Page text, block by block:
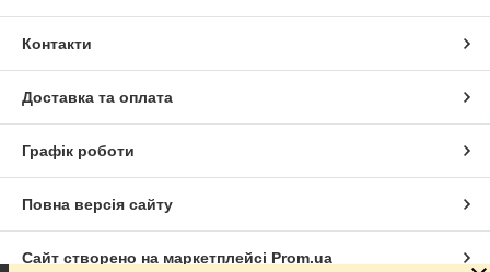
Контакти
Доставка та оплата
Графік роботи
Повна версія сайту
Сайт створено на маркетплейсі Prom.ua